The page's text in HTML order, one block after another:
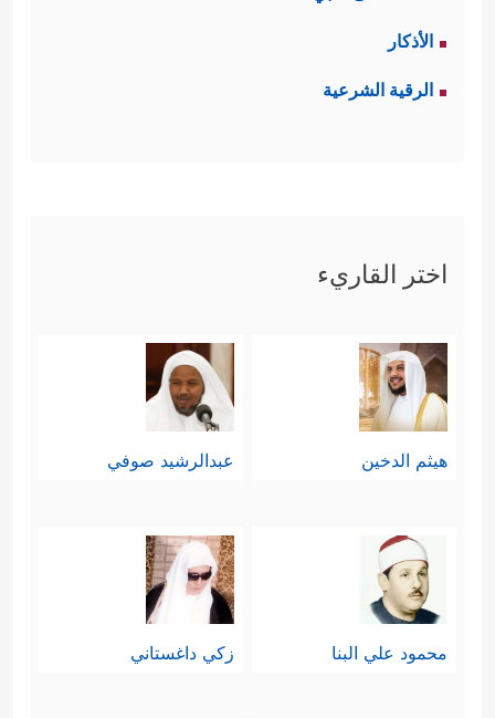
الأذكار
الرقية الشرعية
اختر القاريء
هيثم الدخين عبدالرشيد صوفي
محمود علي البنا زكي داغستاني